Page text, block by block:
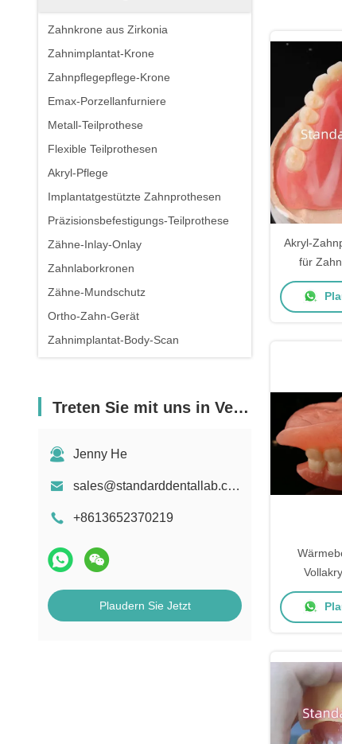
Zahnkrone aus Zirkonia
Zahnimplantat-Krone
Zahnpflegepflege-Krone
Emax-Porzellanfurniere
Metall-Teilprothese
Flexible Teilprothesen
Akryl-Pflege
Implantatgestützte Zahnprothesen
Präzisionsbefestigungs-Teilprothese
Zähne-Inlay-Onlay
Zahnlaborkronen
Zähne-Mundschutz
Ortho-Zahn-Gerät
Zahnimplantat-Body-Scan
Treten Sie mit uns in Verbindung
Jenny He
sales@standarddentallab.com
+8613652370219
Plaudern Sie Jetzt
Akryl-
für
hoher